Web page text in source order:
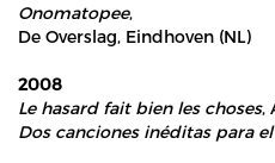
Onomatopee,
De Overslag, Eindhoven (NL)
2008
Le hasard fait bien les choses,
Dos canciones inéditas para